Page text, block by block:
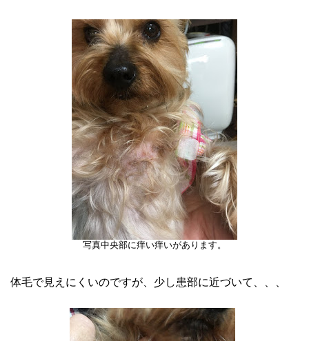
写真中央部に痒い痒いがあります。
体毛で見えにくいのですが、少し患部に近づいて、、、